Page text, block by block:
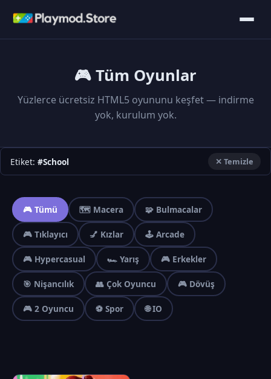
🎮 Tüm Oyunlar
Yüzlerce ücretsiz HTML5 oyununu keşfet — indirme
yok, kurulum yok.
Etiket: #School ✕ Temizle
🎮 Tümü 🗺️ Macera 🧩 Bulmacalar
🎮 Tıklayıcı 💅 Kızlar 🕹️ Arcade
🎮 Hypercasual 🏎️ Yarış 🎮 Erkekler
🎯 Nişancılık 👥 Çok Oyuncu 🎮 Dövüş
🎮 2 Oyuncu ⚽ Spor 🌐 IO